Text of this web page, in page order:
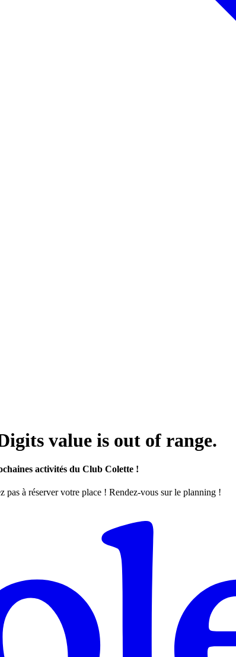
value is out of range.
activités du Club Colette !
pas à réserver votre place ! Rendez-vous sur le planning !